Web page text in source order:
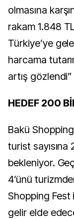
olmasına
rakam 1.848
Türkiye’ye
harcama
artış
HEDEF 200
Bakü
turist sayısına
bekleniyor.
4’ünü
Shopping Fest
gelir elde